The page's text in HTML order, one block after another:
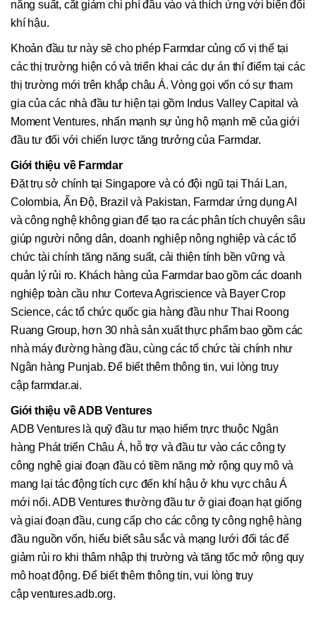
năng suất, cắt giảm chi phí đầu vào và thích ứng với biến đổi
khí hậu.
Khoản đầu tư này sẽ cho phép Farmdar củng cố vị thế tại
các thị trường hiện có và triển khai các dự án thí điểm tại các
thị trường mới trên khắp châu Á. Vòng gọi vốn có sự tham
gia của các nhà đầu tư hiện tại gồm Indus Valley Capital và
Moment Ventures, nhấn mạnh sự ủng hộ mạnh mẽ của giới
đầu tư đối với chiến lược tăng trưởng của Farmdar.
Giới thiệu về Farmdar
Đặt trụ sở chính tại Singapore và có đội ngũ tại Thái Lan,
Colombia, Ấn Độ, Brazil và Pakistan, Farmdar ứng dụng AI
và công nghệ không gian để tạo ra các phân tích chuyên sâu
giúp người nông dân, doanh nghiệp nông nghiệp và các tổ
chức tài chính tăng năng suất, cải thiện tính bền vững và
quản lý rủi ro. Khách hàng của Farmdar bao gồm các doanh
nghiệp toàn cầu như Corteva Agriscience và Bayer Crop
Science, các tổ chức quốc gia hàng đầu như Thai Roong
Ruang Group, hơn 30 nhà sản xuất thực phẩm bao gồm các
nhà máy đường hàng đầu, cùng các tổ chức tài chính như
Ngân hàng Punjab. Để biết thêm thông tin, vui lòng truy
cập farmdar.ai.
Giới thiệu về ADB Ventures
ADB Ventures là quỹ đầu tư mạo hiểm trực thuộc Ngân
hàng Phát triển Châu Á, hỗ trợ và đầu tư vào các công ty
công nghệ giai đoạn đầu có tiềm năng mở rộng quy mô và
mang lại tác động tích cực đến khí hậu ở khu vực châu Á
mới nổi. ADB Ventures thường đầu tư ở giai đoạn hạt giống
và giai đoạn đầu, cung cấp cho các công ty công nghệ hàng
đầu nguồn vốn, hiểu biết sâu sắc và mạng lưới đối tác để
giảm rủi ro khi thâm nhập thị trường và tăng tốc mở rộng quy
mô hoạt động. Để biết thêm thông tin, vui lòng truy
cập ventures.adb.org.